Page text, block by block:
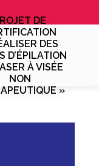
DE
DES
D’ÉPILATION
À VISÉE
NON
»